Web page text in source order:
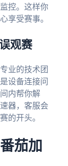
控。这样你
享受赛事。
观赛
业的技术团
设备连接问
内帮你解
器，客服会
的开头。
茄加